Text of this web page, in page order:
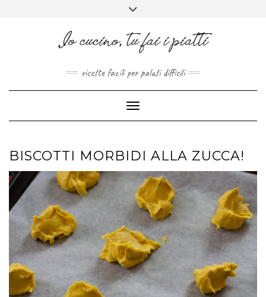
FACEBOOK
PINTEREST
INSTAGRAM
ricette facili per palati difficili
Toggle Navigation
BISCOTTI MORBIDI ALLA ZUCCA!